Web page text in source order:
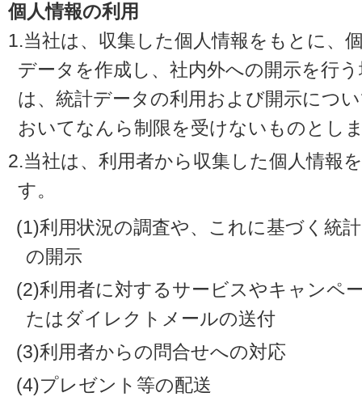
個人情報の利用
1.当社は、収集した個人情報をもとに、
データを作成し、社内外への開示を行
は、統計データの利用および開示につ
おいてなんら制限を受けないものとし
2.当社は、利用者から収集した個人情報
す。
(1)利用状況の調査や、これに基づく統
の開示
(2)利用者に対するサービスやキャンペ
たはダイレクトメールの送付
(3)利用者からの問合せへの対応
(4)プレゼント等の配送